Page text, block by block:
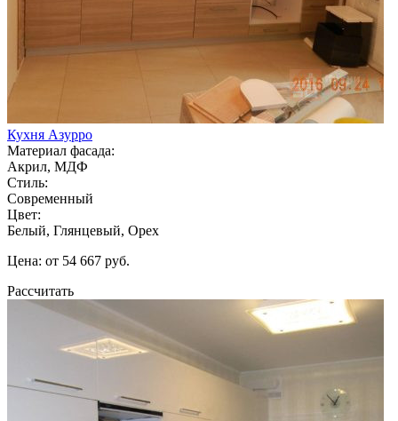
Кухня Азурро
Материал фасада:
Акрил, МДФ
Стиль:
Современный
Цвет:
Белый, Глянцевый, Орех
Цена: от 54 667 руб.
Рассчитать